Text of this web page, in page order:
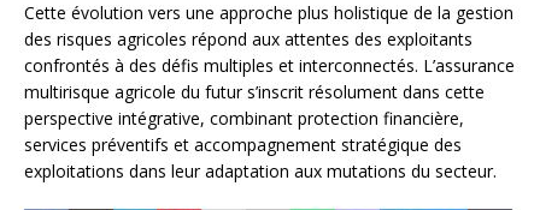
Cette évolution vers une approche plus holistique de la gestion
des risques agricoles répond aux attentes des exploitants
confrontés à des défis multiples et interconnectés. L’assurance
multirisque agricole du futur s’inscrit résolument dans cette
perspective intégrative, combinant protection financière,
services préventifs et accompagnement stratégique des
exploitations dans leur adaptation aux mutations du secteur.